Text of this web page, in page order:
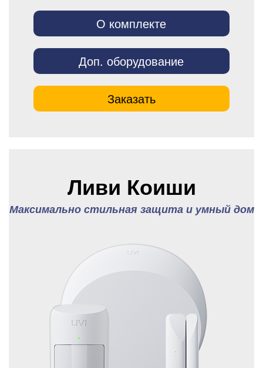
О комплекте
Доп. оборудование
Заказать
Ливи Коиши
Максимально стильная защита и умный дом